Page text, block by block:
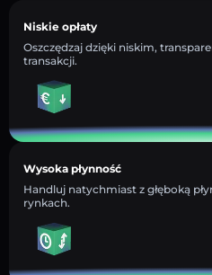
Niskie opłaty
Oszczędzaj dzięki niskim,
transakcji.
Wysoka płynność
Handluj natychmiast z głęboką
rynkach.